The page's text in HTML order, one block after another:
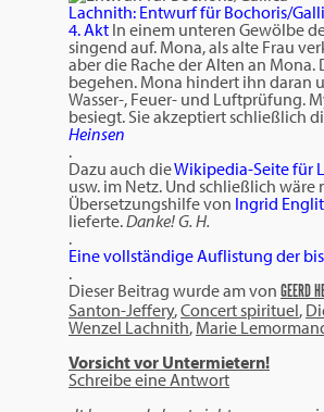
Lachnith: Entwurf für Bochoris/
4. Akt In einem unteren Gewölbe
singend auf. Mona, als alte Frau
aber die Rache der Alten an
begehen. Mona hindert ihn daran
Wasser-, Feuer- und Luftprüfung.
besiegt. Sie akzeptiert schließlich
Heinsen
.
Dazu auch dieWikipedia-Seite für
usw. im Netz. Und schließlich
Übersetzungshilfe von Ingrid
lieferte.Danke! G. H.
.
Eine vollständige Auflistung der
.
Dieser Beitrag wurde amvon GEERD
Santon-Jeffery,Concert spirituel,
Wenzel Lachnith, Marie
Vorsicht vor Untermietern!
Schreibe eine Antwort